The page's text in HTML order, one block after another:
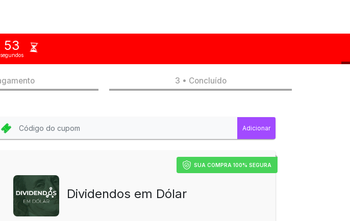
53
segundos
2 • Pagamento 3 • Concluído
SUA COMPRA 100% SEGURA
Dividendos em Dólar